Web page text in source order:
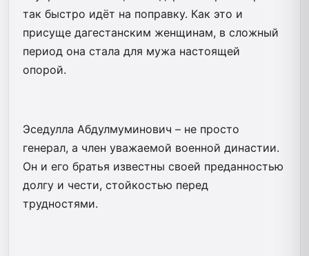
так быстро идёт на поправку. Как это и
присуще дагестанским женщинам, в сложный
период она стала для мужа настоящей
опорой.
Эседулла Абдулмуминович – не просто
генерал, а член уважаемой военной династии.
Он и его братья известны своей преданностью
долгу и чести, стойкостью перед
трудностями.